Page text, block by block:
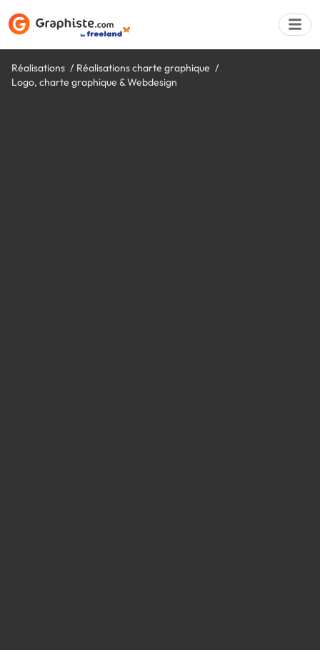
Réalisations
Réalisations charte graphique
Logo, charte graphique & Webdesign